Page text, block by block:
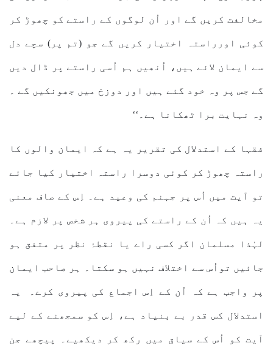
مخالفت کریں گے اور اُن لوگوں کے راستے کو چھوڑ کر
کوئی اورراستہ اختیار کریں گے جو (تم پر) سچے دل
سے ایمان لائے ہیں، اُنھیں ہم اُسی راستے پر ڈال دیں
گے جس پر وہ خود گئے ہیں اور دوزخ میں جھونکیں گے ۔
وہ نہایت برا ٹھکانا ہے۔‘‘
فقہا کے استدلال کی تقریر یہ ہے کہ ایمان والوں کا
راستہ چھوڑ کر کوئی دوسرا راستہ اختیار کیا جائے
تو آیت میں اُس پر جہنم کی وعید ہے۔ اِس کے صاف معنی
یہ ہیں کہ اُن کے راستے کی پیروی ہر شخص پر لازم ہے۔
لہٰذا مسلمان اگر کسی راے یا نقطۂ نظر پر متفق ہو
جائیں تواُس سے اختلاف نہیں ہو سکتا۔ ہر صاحب ایمان
پر واجب ہے کہ اُن کے اِس اجماع کی پیروی کرے۔ یہ
استدلال کس قدر بے بنیاد ہے، اِس کو سمجھنے کے لیے
آیت کو اُس کے سیاق میں رکھ کر دیکھیے۔ پیچھے جن